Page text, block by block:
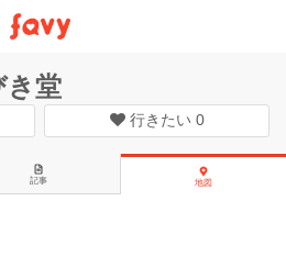
き堂
行きたい 0
記事 地図